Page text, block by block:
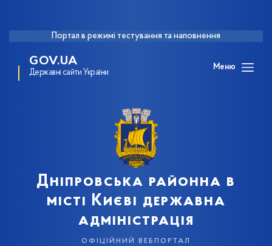
Портал в режимі тестування та наповнення
GOV.UA
Державні сайти України
Меню
Дніпровська районна в
місті Києві державна
адміністрація
офіційний вебпортал